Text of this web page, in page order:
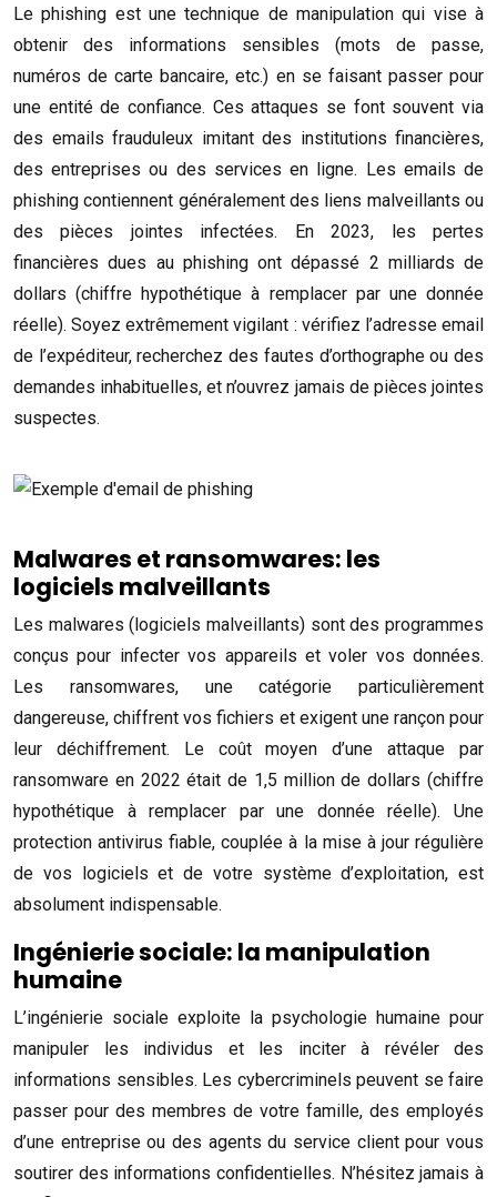
Le phishing est une technique de manipulation qui vise à
obtenir des informations sensibles (mots de passe,
numéros de carte bancaire, etc.) en se faisant passer pour
une entité de confiance. Ces attaques se font souvent via
des emails frauduleux imitant des institutions financières,
des entreprises ou des services en ligne. Les emails de
phishing contiennent généralement des liens malveillants ou
des pièces jointes infectées. En 2023, les pertes
financières dues au phishing ont dépassé 2 milliards de
dollars (chiffre hypothétique à remplacer par une donnée
réelle). Soyez extrêmement vigilant : vérifiez l’adresse email
de l’expéditeur, recherchez des fautes d’orthographe ou des
demandes inhabituelles, et n’ouvrez jamais de pièces jointes
suspectes.
Malwares et ransomwares: les
logiciels malveillants
Les malwares (logiciels malveillants) sont des programmes
conçus pour infecter vos appareils et voler vos données.
Les ransomwares, une catégorie particulièrement
dangereuse, chiffrent vos fichiers et exigent une rançon pour
leur déchiffrement. Le coût moyen d’une attaque par
ransomware en 2022 était de 1,5 million de dollars (chiffre
hypothétique à remplacer par une donnée réelle). Une
protection antivirus fiable, couplée à la mise à jour régulière
de vos logiciels et de votre système d’exploitation, est
absolument indispensable.
Ingénierie sociale: la manipulation
humaine
L’ingénierie sociale exploite la psychologie humaine pour
manipuler les individus et les inciter à révéler des
informations sensibles. Les cybercriminels peuvent se faire
passer pour des membres de votre famille, des employés
d’une entreprise ou des agents du service client pour vous
soutirer des informations confidentielles. N’hésitez jamais à